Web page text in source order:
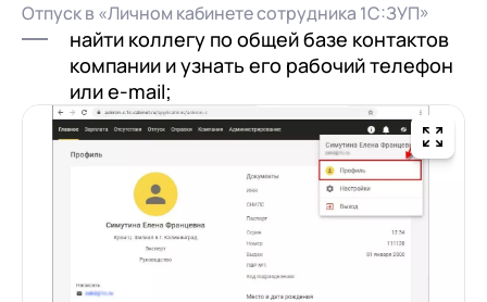
Отпуск в «Личном кабинете сотрудника 1С:ЗУП»
найти коллегу по общей базе контактов
компании и узнать его рабочий телефон
или e-mail;